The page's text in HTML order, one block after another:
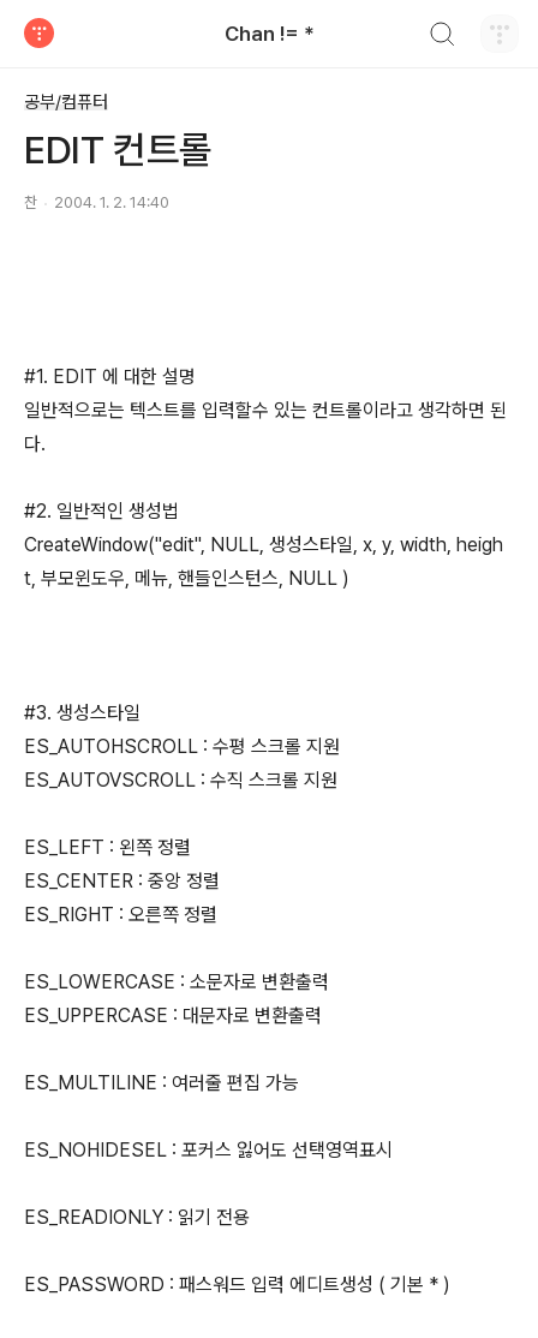
Chan != *
공부/컴퓨터
EDIT 컨트롤
찬 2004. 1. 2. 14:40
#1. EDIT 에 대한 설명
일반적으로는 텍스트를 입력할수 있는 컨트롤이라고 생각하면 된
다.
#2. 일반적인 생성법
CreateWindow("edit", NULL, 생성스타일, x, y, width, heigh
t, 부모윈도우, 메뉴, 핸들인스턴스, NULL )
#3. 생성스타일
ES_AUTOHSCROLL : 수평 스크롤 지원
ES_AUTOVSCROLL : 수직 스크롤 지원
ES_LEFT : 왼쪽 정렬
ES_CENTER : 중앙 정렬
ES_RIGHT : 오른쪽 정렬
ES_LOWERCASE : 소문자로 변환출력
ES_UPPERCASE : 대문자로 변환출력
ES_MULTILINE : 여러줄 편집 가능
ES_NOHIDESEL : 포커스 잃어도 선택영역표시
ES_READIONLY : 읽기 전용
ES_PASSWORD : 패스워드 입력 에디트생성 ( 기본 * )